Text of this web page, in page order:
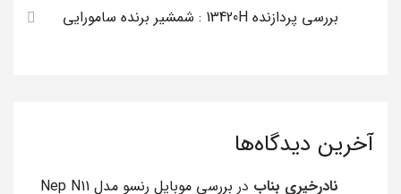
بررسی پردازنده 13420H : شمشیر برنده سامورایی
آخرین دیدگاه‌ها
نادرخیری بناب در بررسی موبایل رنسو مدل Nep N11